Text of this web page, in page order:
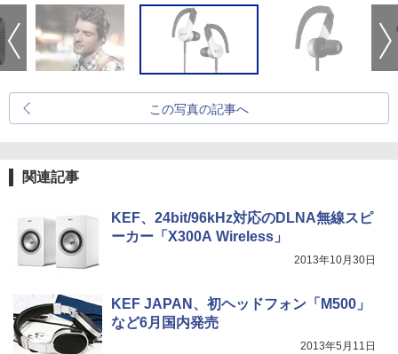
この写真の記事へ
関連記事
KEF、24bit/96kHz対応のDLNA無線スピ
ーカー「X300A Wireless」
2013年10月30日
KEF JAPAN、初ヘッドフォン「M500」
など6月国内発売
2013年5月11日